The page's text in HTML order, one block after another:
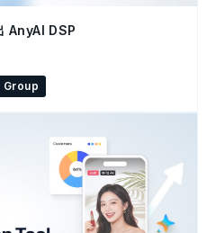
AnyAI DSP
Group